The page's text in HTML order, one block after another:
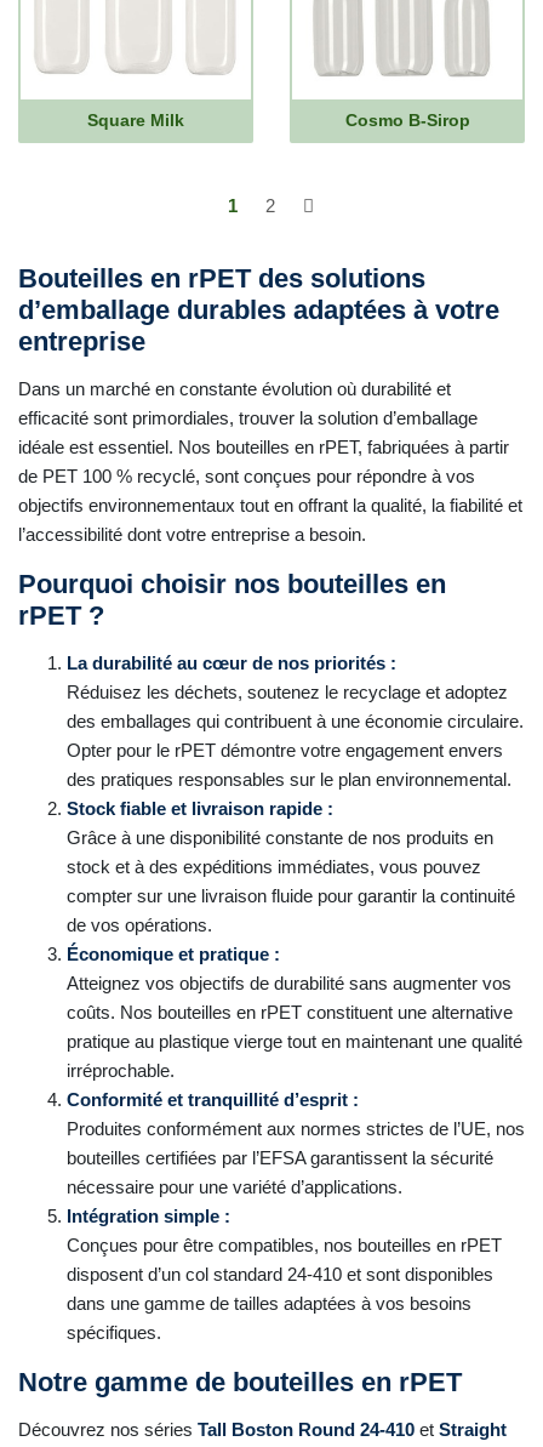
Square Milk Cosmo B-Sirop
1 2
Bouteilles en rPET des solutions
d’emballage durables adaptées à votre
entreprise
Dans un marché en constante évolution où durabilité et
efficacité sont primordiales, trouver la solution d’emballage
idéale est essentiel. Nos bouteilles en rPET, fabriquées à partir
de PET 100 % recyclé, sont conçues pour répondre à vos
objectifs environnementaux tout en offrant la qualité, la fiabilité et
l’accessibilité dont votre entreprise a besoin.
Pourquoi choisir nos bouteilles en
rPET ?
La durabilité au cœur de nos priorités :
Réduisez les déchets, soutenez le recyclage et adoptez
des emballages qui contribuent à une économie circulaire.
Opter pour le rPET démontre votre engagement envers
des pratiques responsables sur le plan environnemental.
Stock fiable et livraison rapide :
Grâce à une disponibilité constante de nos produits en
stock et à des expéditions immédiates, vous pouvez
compter sur une livraison fluide pour garantir la continuité
de vos opérations.
Économique et pratique :
Atteignez vos objectifs de durabilité sans augmenter vos
coûts. Nos bouteilles en rPET constituent une alternative
pratique au plastique vierge tout en maintenant une qualité
irréprochable.
Conformité et tranquillité d’esprit :
Produites conformément aux normes strictes de l’UE, nos
bouteilles certifiées par l’EFSA garantissent la sécurité
nécessaire pour une variété d’applications.
Intégration simple :
Conçues pour être compatibles, nos bouteilles en rPET
disposent d’un col standard 24-410 et sont disponibles
dans une gamme de tailles adaptées à vos besoins
spécifiques.
Notre gamme de bouteilles en rPET
Découvrez nos séries Tall Boston Round 24-410 et Straight